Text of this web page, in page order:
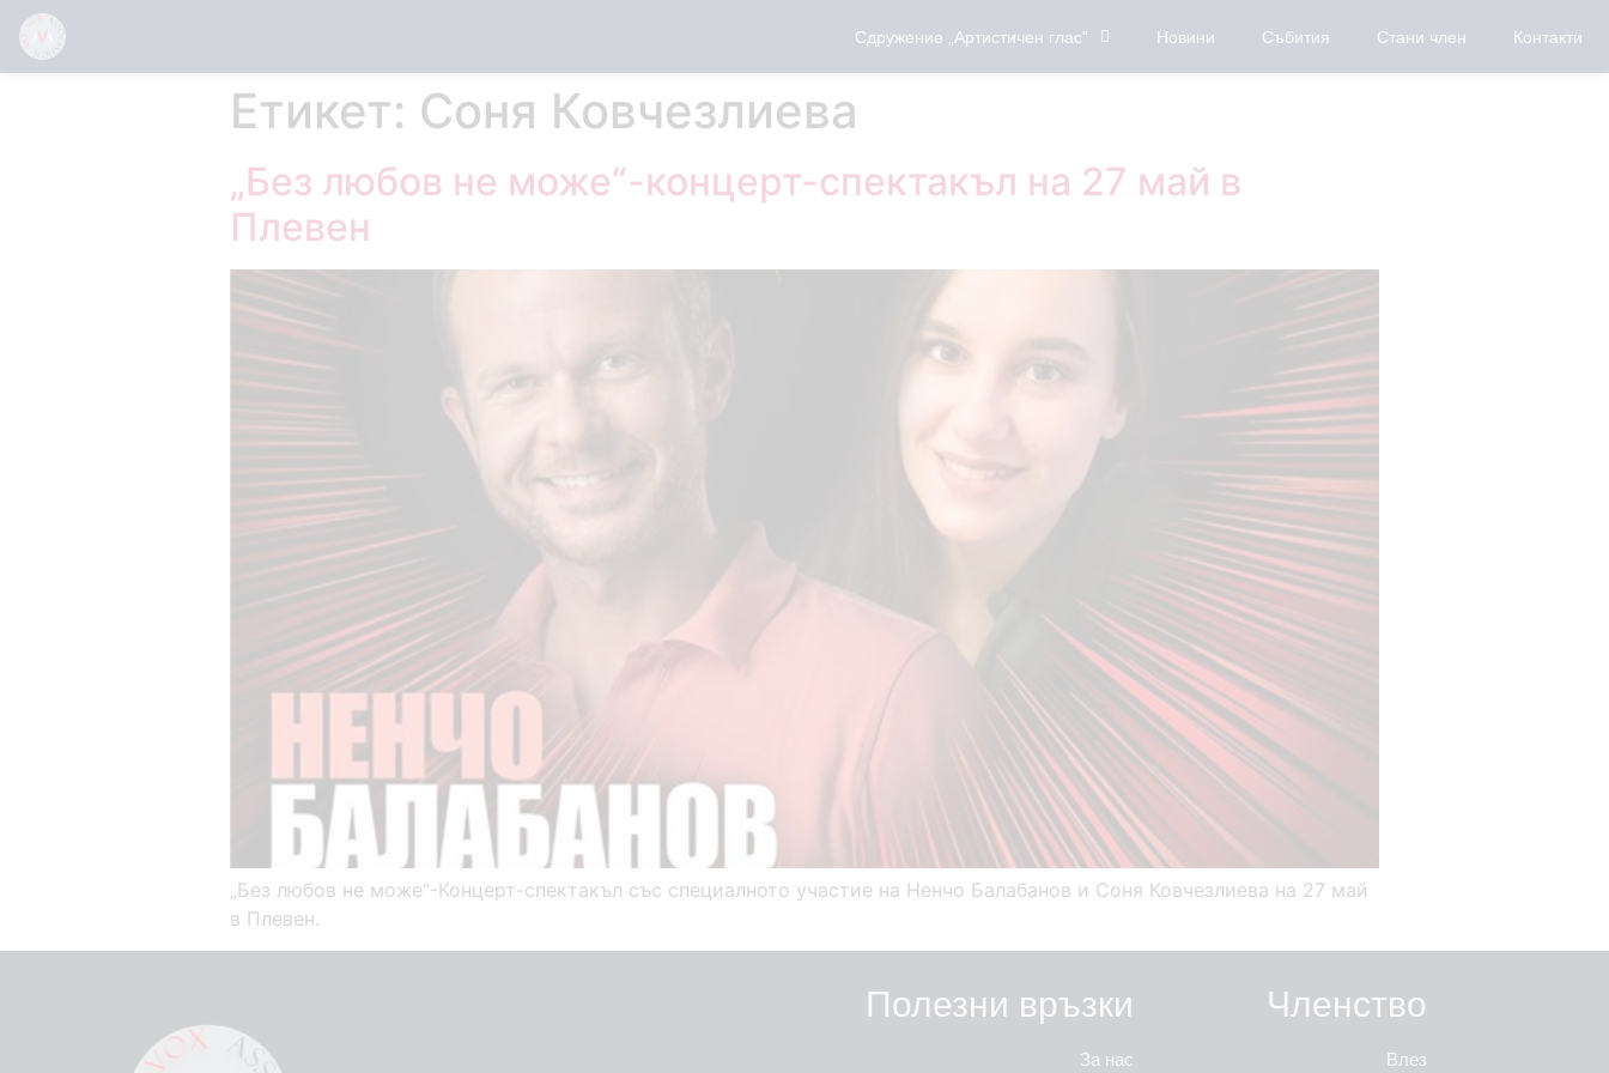
Сдружение „Артистичен глас“ Новини Събития Стани член Контакти
Етикет: Соня Ковчезлиева
„Без любов не може“-концерт-спектакъл на 27 май в
Плевен
„Без любов не може“-Концерт-спектакъл със специалното участие на Ненчо Балабанов и Соня Ковчезлиева на 27 май
в Плевен.
Полезни връзки
За нас
Членство
Влез